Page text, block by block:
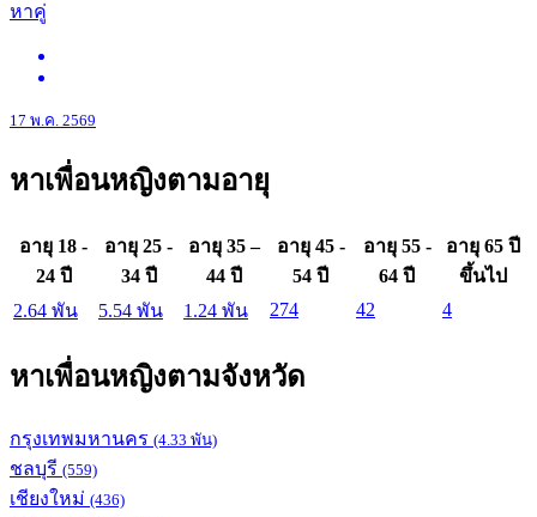
หาคู่
17 พ.ค. 2569
หาเพื่อนหญิงตามอายุ
อายุ 18 -
24 ปี
อายุ 25 -
34 ปี
อายุ 35 –
44 ปี
อายุ 45 -
54 ปี
อายุ 55 -
64 ปี
อายุ 65 ปี
ขึ้นไป
2.64 พัน
5.54 พัน 1.24 พัน 274 42 4
หาเพื่อนหญิงตามจังหวัด
กรุงเทพมหานคร (4.33 พัน)
ชลบุรี (559)
เชียงใหม่ (436)